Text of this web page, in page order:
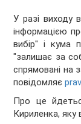
У разі виходу
інформацією
вибір" і кума
"залишає за
спрямовані на
повідомляє
Про це
Кириленка, яку